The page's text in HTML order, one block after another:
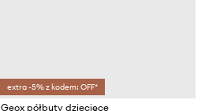
extra -5% z kodem: OFF*
Geox półbuty dziecięce